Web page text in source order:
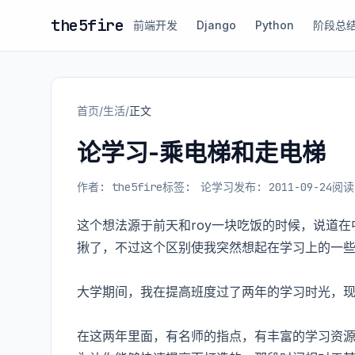
the5fire 前端开发 Django Python 阶段总
首页/生活/正文
论学习-乘电梯和走电梯
作者: the5fire标签: 论学习发布: 2011-09-24阅
这个想法源于前天和roy一块吃饭的时候，说道
揪了，不过这个区别使我突然想起在学习上的一
大学期间，我在提高班度过了两年的学习时光，
在这两年里面，有名师的指点，有丰富的学习资